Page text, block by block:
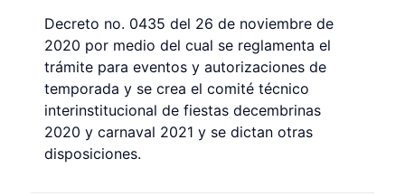
Decreto no. 0435 del 26 de noviembre de
2020 por medio del cual se reglamenta el
trámite para eventos y autorizaciones de
temporada y se crea el comité técnico
interinstitucional de fiestas decembrinas
2020 y carnaval 2021 y se dictan otras
disposiciones.